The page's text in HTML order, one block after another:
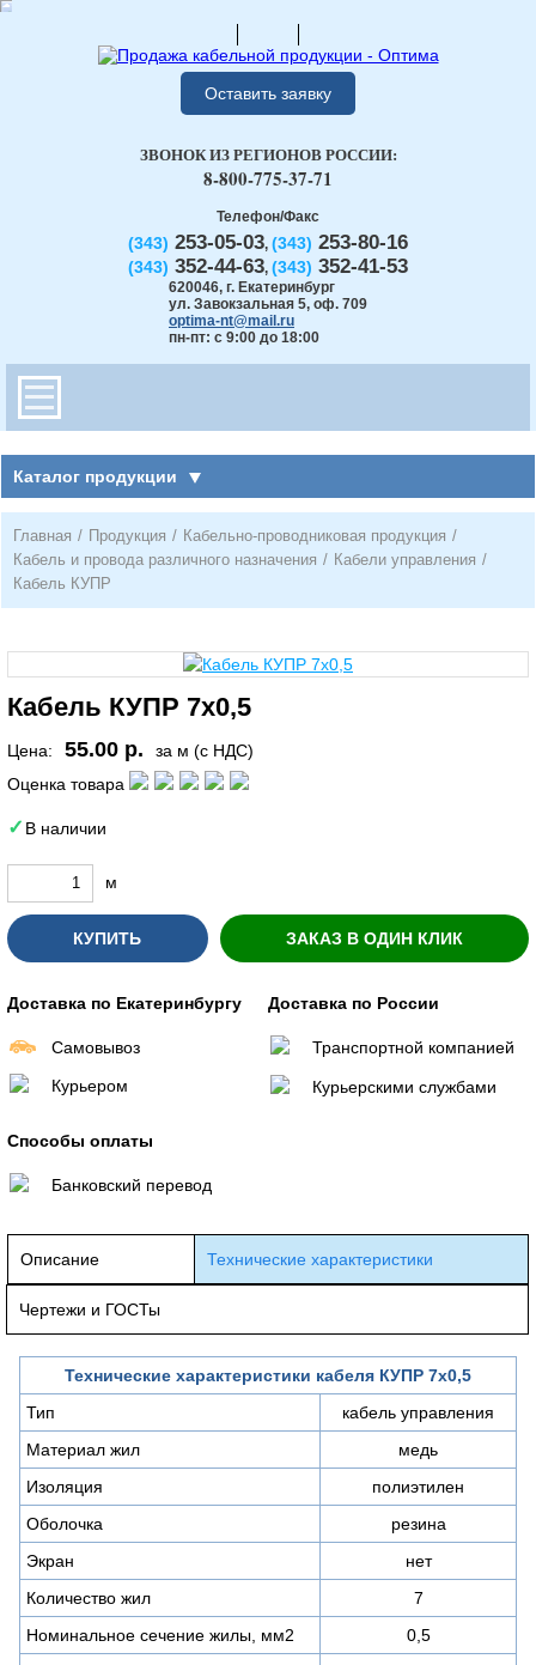
Оставить заявку
Телефон/Факс
(343) 253-05-03, (343) 253-80-16
(343) 352-44-63, (343) 352-41-53
620046, г. Екатеринбург
ул. Завокзальная 5, оф. 709
optima-nt@mail.ru
пн-пт: с 9:00 до 18:00
ЗВОНОК ИЗ РЕГИОНОВ РОССИИ:
8-800-775-37-71
Каталог продукции
Главная / Продукция / Кабельно-проводниковая продукция /
Кабель и провода различного назначения / Кабели управления /
Кабель КУПР
Кабель КУПР 7х0,5
Цена: 55.00 р.
за м (с НДС)
Оценка товара
В наличии
м
КУПИТЬ ЗАКАЗ В ОДИН КЛИК
Доставка по Екатеринбургу
Самовывоз
Курьером
Доставка по России
Транспортной компанией
Курьерскими службами
Способы оплаты
Банковский перевод
Описание Технические характеристики
Чертежи и ГОСТы
Технические характеристики кабеля КУПР 7х0,5
Тип
кабель управления
Материал жил
медь
Изоляция
полиэтилен
Оболочка
резина
Экран
нет
Количество жил
7
Номинальное сечение жилы, мм2
0,5